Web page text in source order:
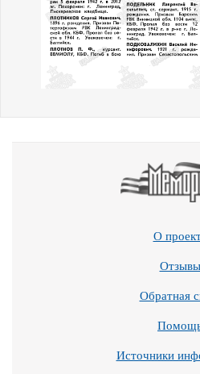
О
Отзывы
Обратная
Источники